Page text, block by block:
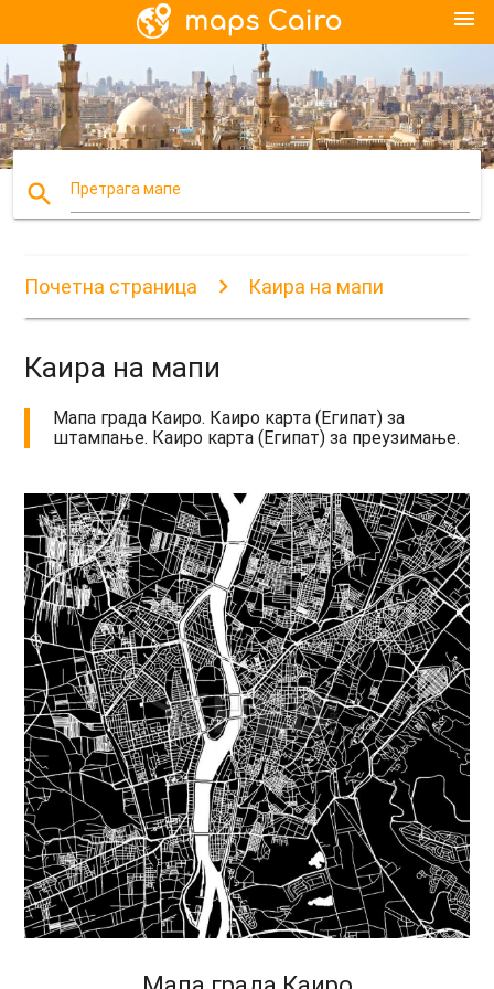
menu
search Претрага мапе
Почетна страница Каира на мапи
Каира на мапи
Мапа града Каиро. Каиро карта (Египат) за
штампање. Каиро карта (Египат) за преузимање.